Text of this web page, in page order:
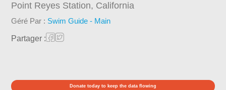
Point Reyes Station, California
Géré Par : Swim Guide - Main
Partager :
Donate today to keep the data flowing